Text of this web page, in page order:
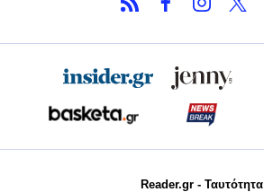
Reader.gr - Ταυτότητα